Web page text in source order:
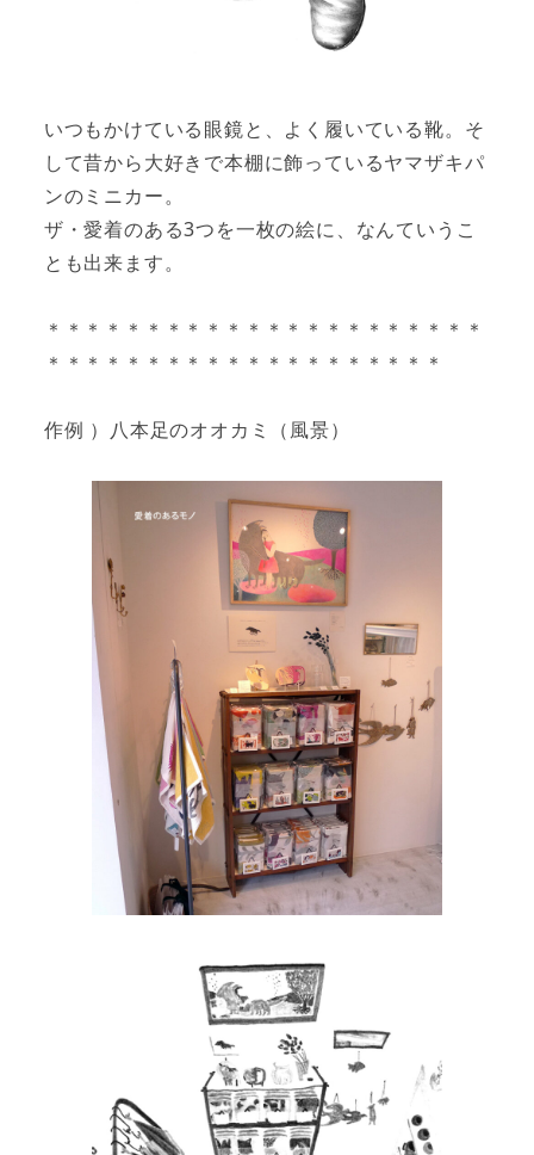
いつもかけている眼鏡と、よく履いている靴。そ
して昔から大好きで本棚に飾っているヤマザキパ
ンのミニカー。
ザ・愛着のある3つを一枚の絵に、なんていうこ
とも出来ます。
＊＊＊＊＊＊＊＊＊＊＊＊＊＊＊＊＊＊＊＊＊＊
＊＊＊＊＊＊＊＊＊＊＊＊＊＊＊＊＊＊＊＊
作例 ）八本足のオオカミ（風景）